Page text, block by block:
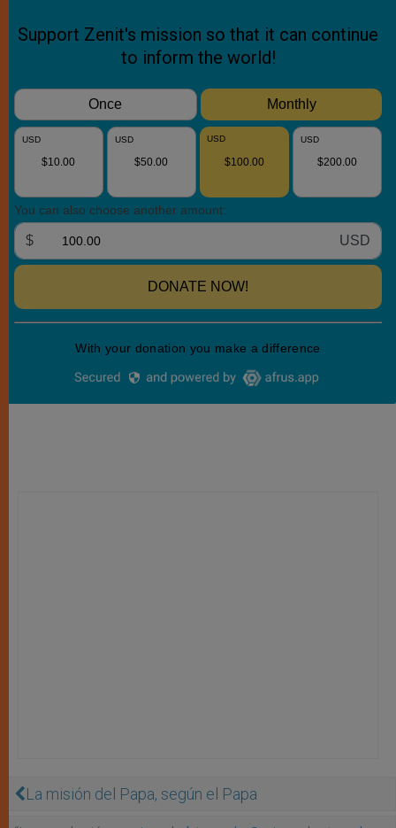
La misión del Papa, según el Papa